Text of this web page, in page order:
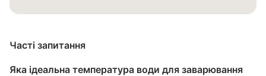
Часті запитання
Яка ідеальна температура води для заварювання